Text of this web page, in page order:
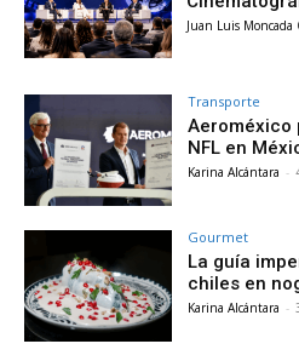
Juan Luis Moncada
Transporte
Aeroméxico
NFL en
Karina Alcántara -
Gourmet
La guía
chiles en
Karina Alcántara -